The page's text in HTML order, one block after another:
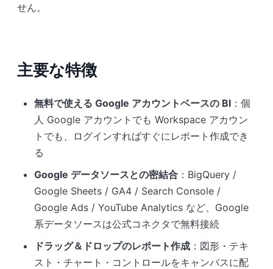
せん。
主要な特徴
無料で使える Google アカウントベースの BI ：個
人 Google アカウントでも Workspace アカウン
トでも、ログインすればすぐにレポート作成でき
る
Google データソースとの密結合 ：BigQuery /
Google Sheets / GA4 / Search Console /
Google Ads / YouTube Analytics など、Google
系データソースは公式コネクタで無料接続
ドラッグ＆ドロップのレポート作成 ：図形・テキ
スト・チャート・コントロールをキャンバスに配